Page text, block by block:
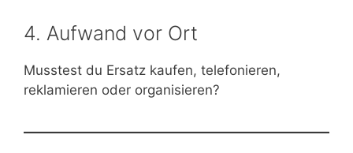
4. Aufwand vor Ort
Musstest du Ersatz kaufen, telefonieren,
reklamieren oder organisieren?